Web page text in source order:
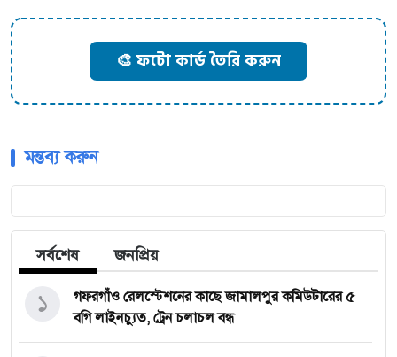
🎨 ফটো কার্ড তৈরি করুন
মন্তব্য করুন
সর্বশেষ জনপ্রিয়
গফরগাঁও রেলস্টেশনের কাছে জামালপুর কমিউটারের ৫
বগি লাইনচ্যুত, ট্রেন চলাচল বন্ধ
১